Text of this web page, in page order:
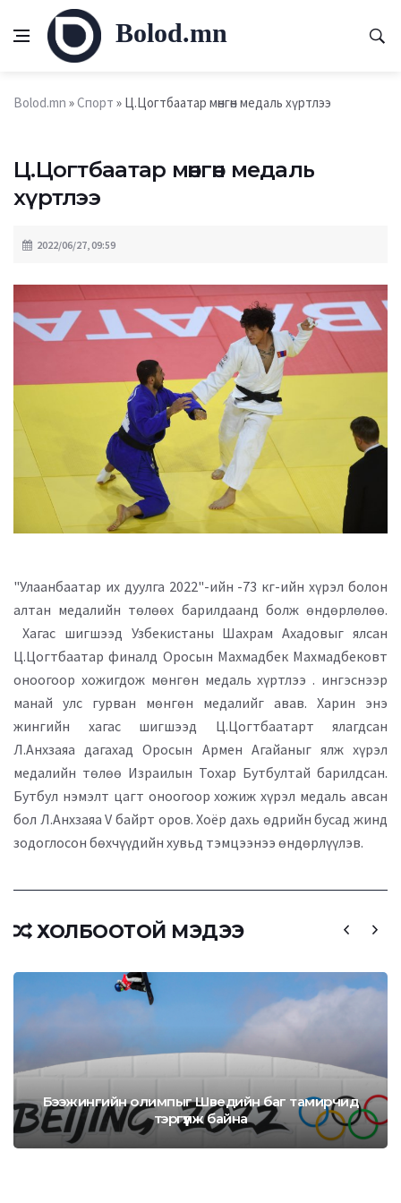
Bolod.mn
Bolod.mn »Спорт » Ц.Цогтбаатар мөнгөн медаль хүртлээ
Ц.Цогтбаатар мөнгөн медаль
хүртлээ
2022/06/27, 09:59
"Улаанбаатар их дуулга 2022"-ийн -73 кг-ийн хүрэл болон
алтан медалийн төлөөх барилдаанд болж өндөрлөлөө.
Хагас шигшээд Узбекистаны Шахрам Ахадовыг ялсан
Ц.Цогтбаатар финалд Оросын Махмадбек Махмадбековт
оноогоор хожигдож мөнгөн медаль хүртлээ . ингэснээр
манай улс гурван мөнгөн медалийг авав. Харин энэ
жингийн хагас шигшээд Ц.Цогтбаатарт ялагдсан
Л.Анхзаяа дагахад Оросын Армен Агайаныг ялж хүрэл
медалийн төлөө Израилын Тохар Бутбултай барилдсан.
Бутбул нэмэлт цагт оноогоор хожиж хүрэл медаль авсан
бол Л.Анхзаяа V байрт оров. Хоёр дахь өдрийн бусад жинд
зодоглосон бөхчүүдийн хувьд тэмцээнээ өндөрлүүлэв.
ХОЛБООТОЙ МЭДЭЭ
Бээжингийн олимпыг Шведийн баг тамирчид
тэргүүлж байна